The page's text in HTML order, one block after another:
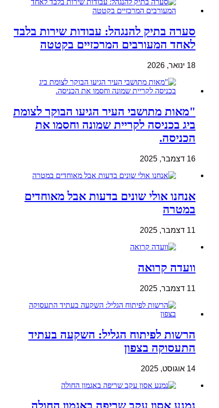
סערה בתיק להנגהל: עבודות שירות בלבד
לאחד המעורבים המרכזיים בקטטה
18 ינואר, 2026
"מאות מתושבי העיר הגיעו הבוקר לצומת
ביג בכניסה לקריית שמונה וחסמו את
הכניסה.
16 דצמבר, 2025
אנחנו אולי שונים בדעות אבל מאוחדים
במטרה
11 דצמבר, 2025
וועדה קרואה
11 דצמבר, 2025
הרשות לפיתוח הגליל: השקעה בעתיד
התעסוקה בצפון
14 אוגוסט, 2025